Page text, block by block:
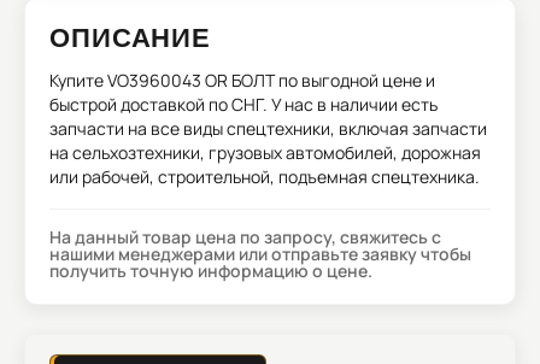
ОПИСАНИЕ
КупитеVO3960043 OR БОЛТпо выгодной цене и
быстрой доставкой по СНГ. У нас в наличии есть
запчасти на все виды спецтехники, включая запчасти
на сельхозтехники, грузовых автомобилей, дорожная
или рабочей, строительной, подъемная спецтехника.
На данный товар цена по запросу, свяжитесь с
нашими менеджерами или отправьте заявку чтобы
получить точную информацию о цене.